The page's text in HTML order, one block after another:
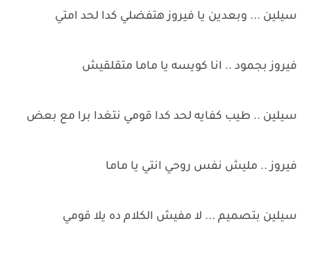
سيلين ... وبعدين يا فيروز هتفضلي كدا لحد امتي
فيروز بجمود .. انا كويسه يا ماما متقلقيش
سيلين .. طيب كفايه لحد كدا قومي نتغدا برا مع بعض
فيروز .. مليش نفس روحي انتي يا ماما
سيلين بتصميم ... لا مفيش الكلام ده يلا قومي